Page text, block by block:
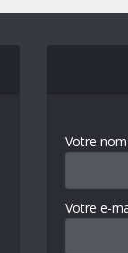
Votre
Votre e-